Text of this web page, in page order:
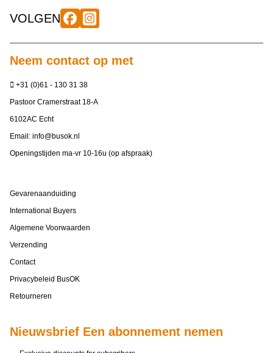
VOLGEN
Neem contact op met
+31 (0)61 - 130 31 38
Pastoor Cramerstraat 18-A
6102AC Echt
Email: info@busok.nl
Openingstijden ma-vr 10-16u (op afspraak)
Gevarenaanduiding
International Buyers
Algemene Voorwaarden
Verzending
Contact
Privacybeleid BusOK
Retourneren
Nieuwsbrief Een abonnement nemen